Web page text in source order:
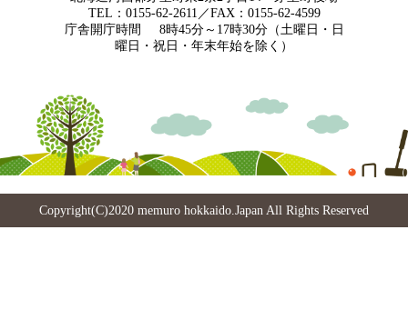
TEL：0155-62-2611／FAX：0155-62-4599
庁舎開庁時間
8時45分～17時30分（土曜日・日
曜日・祝日・年末年始を除く）
Copyright(C)2020 memuro hokkaido.Japan All Rights Reserved